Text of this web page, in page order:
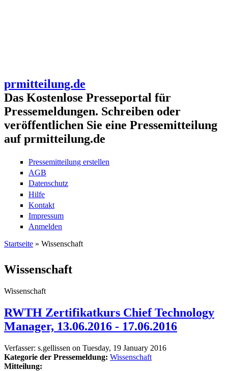
prmitteilung.de
Das Kostenlose Presseportal für
Pressemeldungen. Schreiben oder
veröffentlichen Sie eine Pressemitteilung
auf prmitteilung.de
Pressemitteilung erstellen
AGB
Datenschutz
Hilfe
Kontakt
Impressum
Anmelden
Startseite » Wissenschaft
Wissenschaft
Wissenschaft
RWTH Zertifikatkurs Chief Technology
Manager, 13.06.2016 - 17.06.2016
Verfasser: s.gellissen on Tuesday, 19 January 2016
Kategorie der Pressemeldung: Wissenschaft
Mitteilung: